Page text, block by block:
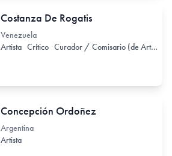
Costanza De Rogatis
Venezuela
Artista Crítico Curador / Comisario (de Arte Contemporáneo)
Concepción Ordoñez
Argentina
Artista